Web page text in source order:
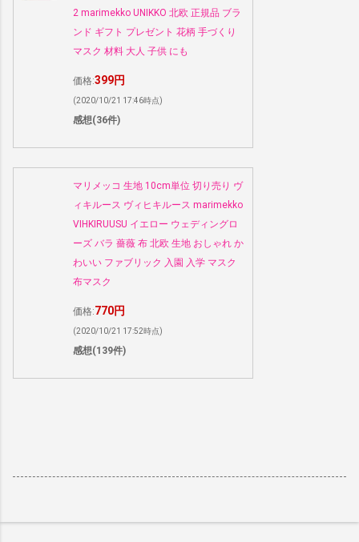
2 marimekko UNIKKO 北欧 正規品 ブラ
ンド ギフト プレゼント 花柄 手づくり
マスク 材料 大人 子供 にも
価格:399円
(2020/10/21 17:46時点)
感想(36件)
マリメッコ 生地 10cm単位 切り売り ヴ
ィキルース ヴィヒキルース marimekko
VIHKIRUUSU イエロー ウェディングロ
ーズ バラ 薔薇 布 北欧 生地 おしゃれ か
わいい ファブリック 入園 入学 マスク
布マスク
価格:770円
(2020/10/21 17:52時点)
感想(139件)